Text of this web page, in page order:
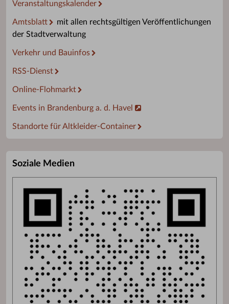
Veranstaltungskalender
Amtsblatt
mit allen rechtsgültigen Veröffentlichungen
der Stadtverwaltung
Verkehr und Bauinfos
RSS-Dienst
Online-Flohmarkt
Events in Brandenburg a. d. Havel
Standorte für Altkleider-Container
Soziale Medien